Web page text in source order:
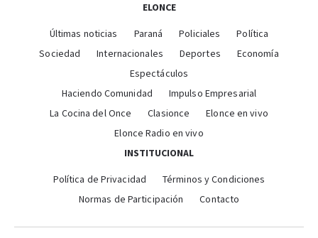
ELONCE
Últimas noticias Paraná Policiales
Política
Sociedad
Internacionales Deportes
Economía
Espectáculos
Haciendo Comunidad
Impulso Empresarial
La Cocina del Once
Clasionce
Elonce en vivo
Elonce Radio en vivo
INSTITUCIONAL
Política de Privacidad
Términos y Condiciones
Normas de Participación
Contacto